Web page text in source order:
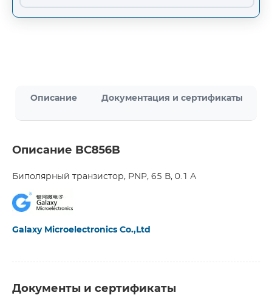
Описание Документация и сертификаты
Описание BC856B
Биполярный транзистор, PNP, 65 В, 0.1 А
Galaxy Microelectronics Co.,Ltd
Документы и сертификаты